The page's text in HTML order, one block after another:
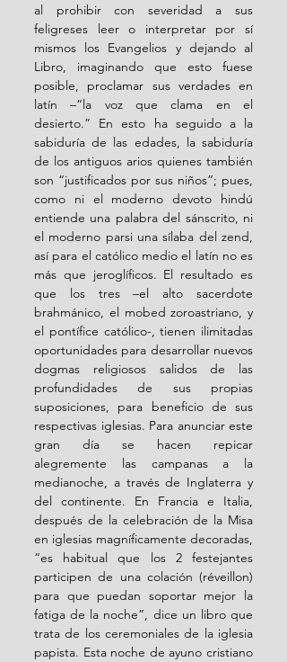
al prohibir con severidad a sus
feligreses leer o interpretar por sí
mismos los Evangelios y dejando al
Libro, imaginando que esto fuese
posible, proclamar sus verdades en
latín –“la voz que clama en el
desierto.” En esto ha seguido a la
sabiduría de las edades, la sabiduría
de los antiguos arios quienes también
son “justificados por sus niños”; pues,
como ni el moderno devoto hindú
entiende una palabra del sánscrito, ni
el moderno parsi una sílaba del zend,
así para el católico medio el latín no es
más que jeroglíficos. El resultado es
que los tres –el alto sacerdote
brahmánico, el mobed zoroastriano, y
el pontífice católico-, tienen ilimitadas
oportunidades para desarrollar nuevos
dogmas religiosos salidos de las
profundidades de sus propias
suposiciones, para beneficio de sus
respectivas iglesias. Para anunciar este
gran día se hacen repicar
alegremente las campanas a la
medianoche, a través de Inglaterra y
del continente. En Francia e Italia,
después de la celebración de la Misa
en iglesias magníficamente decoradas,
“es habitual que los 2 festejantes
participen de una colación (réveillon)
para que puedan soportar mejor la
fatiga de la noche”, dice un libro que
trata de los ceremoniales de la iglesia
papista. Esta noche de ayuno cristiano